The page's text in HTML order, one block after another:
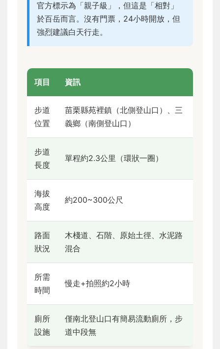
官方標示為「親子級」，但這是「相對」
於百岳而言。沒有門票，24小時開放，但
強烈建議白天行走。
項目 資訊
步道
位置
苗栗縣苑裡鎮（北側登山口）、三
義鄉（南側登山口）
步道
長度
單程約2.3公里（環狀一圈）
海拔
高度
約200~300公尺
路面
狀況
木棧道、石階、原始土徑、水泥路
混合
所需
時間
慢走+拍照約2小時
廁所
設施
僅南北登山口有簡易流動廁所，步
道中段無